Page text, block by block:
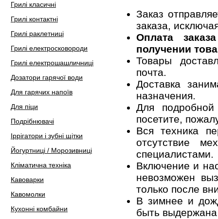
Грилі класичні
Грилі контактні
Грилі раклетниці
Грилі електросковороди
Грилі електрошашличниці
Дозатори гарячої води
Для гарячих напоїв
Для піци
Подрібнювачі
Іррігатори і зубні щітки
Йогуртниці / Морозивниці
Кліматична техніка
Кавоварки
Кавомолки
Кухонні комбайни
Заказ
заказа,
Оплата
получении
Товары
почта.
Доставка
назначения.
Для
посетите,
Вся техника
отсутствие
специалистами.
Включение и
невозможен
только после
В зимнее и
быть